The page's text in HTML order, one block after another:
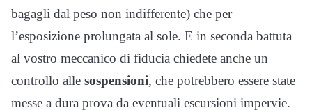
bagagli dal peso non indifferente) che per
l’esposizione prolungata al sole. E in seconda battuta
al vostro meccanico di fiducia chiedete anche un
controllo alle sospensioni, che potrebbero essere state
messe a dura prova da eventuali escursioni impervie.